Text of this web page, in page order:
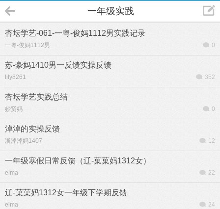
一年级实践
杏坛学艺-061-一粤-俊妈1112男实践记录
一粤-俊妈1112男 0
苏-豪妈1410男一反馈实操反馈
lily8261 352
杏坛学艺实践总结
妙贤妈 0
淖淖的实操反馈
浙淖淖妈1407 12
一年级寒假日常反馈（辽-菓菓妈1312女）
elma 22
辽-菓菓妈1312女一年级下学期反馈
elma 24